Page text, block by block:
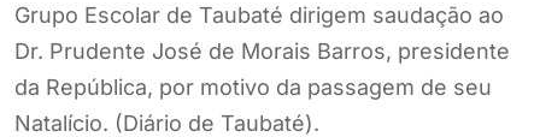
Grupo Escolar de Taubaté dirigem saudação ao
Dr. Prudente José de Morais Barros, presidente
da República, por motivo da passagem de seu
Natalício. (Diário de Taubaté).